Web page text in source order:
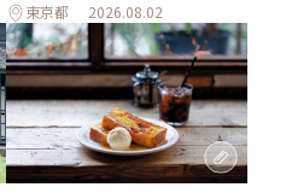
東京都 2026.08.02